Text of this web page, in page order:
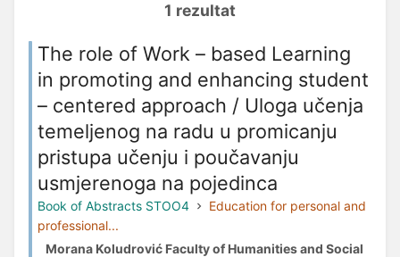
1 rezultat
The role of Work – based Learning
in promoting and enhancing student
– centered approach / Uloga učenja
temeljenog na radu u promicanju
pristupa učenju i poučavanju
usmjerenoga na pojedinca
Book of Abstracts STOO4
Education for personal and
professional...
Morana Koludrović Faculty of Humanities and Social